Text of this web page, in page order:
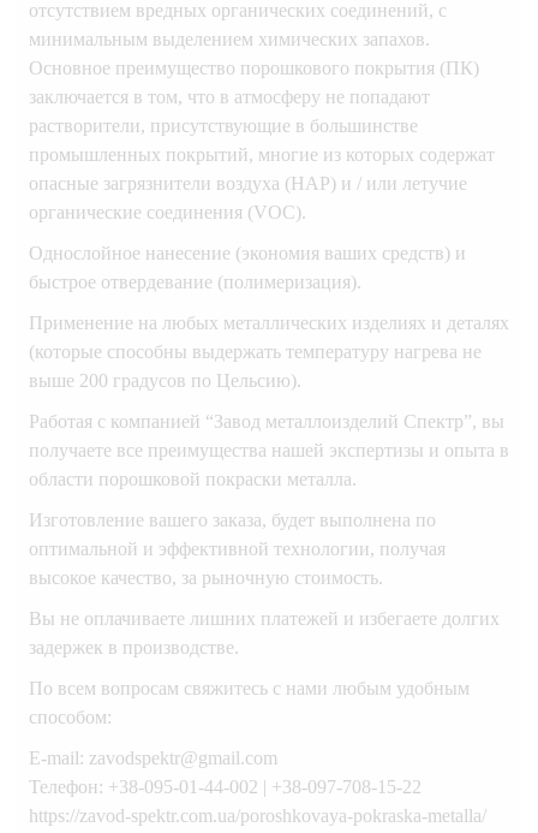
отсутствием вредных органических соединений, с
минимальным выделением химических запахов.
Основное преимущество порошкового покрытия (ПК)
заключается в том, что в атмосферу не попадают
растворители, присутствующие в большинстве
промышленных покрытий, многие из которых содержат
опасные загрязнители воздуха (HAP) и / или летучие
органические соединения (VOC).
Однослойное нанесение (экономия ваших средств) и
быстрое отвердевание (полимеризация).
Применение на любых металлических изделиях и деталях
(которые способны выдержать температуру нагрева не
выше 200 градусов по Цельсию).
Работая с компанией “Завод металлоизделий Спектр”, вы
получаете все преимущества нашей экспертизы и опыта в
области порошковой покраски металла.
Изготовление вашего заказа, будет выполнена по
оптимальной и эффективной технологии, получая
высокое качество, за рыночную стоимость.
Вы не оплачиваете лишних платежей и избегаете долгих
задержек в производстве.
По всем вопросам свяжитесь с нами любым удобным
способом:
E-mail: zavodspektr@gmail.com
Телефон: +38-095-01-44-002 | +38-097-708-15-22
https://zavod-spektr.com.ua/poroshkovaya-pokraska-metalla/